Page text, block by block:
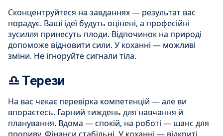
Сконцентруйтеся на завданнях — результат вас
порадує. Ваші ідеї будуть оцінені, а професійні
зусилля принесуть плоди. Відпочинок на природі
допоможе відновити сили. У коханні — можливі
зміни. Не ігноруйте сигнали тіла.
♎ Терези
На вас чекає перевірка компетенцій — але ви
впораєтесь. Гарний тиждень для навчання й
планування. Вдома — спокій, на роботі — шанс для